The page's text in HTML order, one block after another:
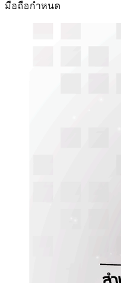
มือถือกำหนด